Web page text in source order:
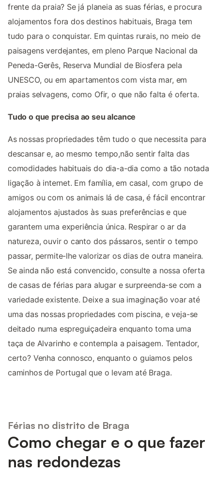
frente da praia? Se já planeia as suas férias, e procura
alojamentos fora dos destinos habituais, Braga tem
tudo para o conquistar. Em quintas rurais, no meio de
paisagens verdejantes, em pleno Parque Nacional da
Peneda-Gerês, Reserva Mundial de Biosfera pela
UNESCO, ou em apartamentos com vista mar, em
praias selvagens, como Ofir, o que não falta é oferta.
Tudo o que precisa ao seu alcance
As nossas propriedades têm tudo o que necessita para
descansar e, ao mesmo tempo,não sentir falta das
comodidades habituais do dia-a-dia como a tão notada
ligação à internet. Em família, em casal, com grupo de
amigos ou com os animais lá de casa, é fácil encontrar
alojamentos ajustados às suas preferências e que
garantem uma experiência única. Respirar o ar da
natureza, ouvir o canto dos pássaros, sentir o tempo
passar, permite-lhe valorizar os dias de outra maneira.
Se ainda não está convencido, consulte a nossa oferta
de casas de férias para alugar e surpreenda-se com a
variedade existente. Deixe a sua imaginação voar até
uma das nossas propriedades com piscina, e veja-se
deitado numa espreguiçadeira enquanto toma uma
taça de Alvarinho e contempla a paisagem. Tentador,
certo? Venha connosco, enquanto o guiamos pelos
caminhos de Portugal que o levam até Braga.
Férias no distrito de Braga
Como chegar e o que fazer
nas redondezas